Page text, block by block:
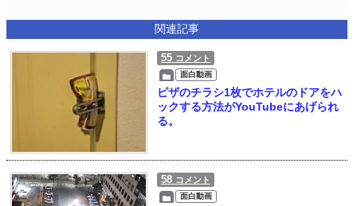
関連記事
55 コメント
面白動画
ピザのチラシ1枚でホテルのドアをハ
ックする方法がYouTubeにあげられ
る。
58 コメント
面白動画